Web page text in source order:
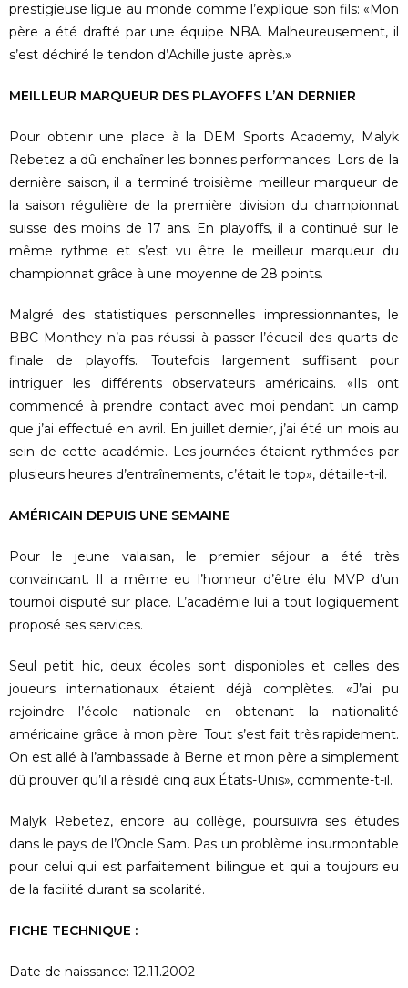
prestigieuse ligue au monde comme l’explique son fils: «Mon
père a été drafté par une équipe NBA. Malheureusement, il
s’est déchiré le tendon d’Achille juste après.»
MEILLEUR MARQUEUR DES PLAYOFFS L’AN DERNIER
Pour obtenir une place à la DEM Sports Academy, Malyk
Rebetez a dû enchaîner les bonnes performances. Lors de la
dernière saison, il a terminé troisième meilleur marqueur de
la saison régulière de la première division du championnat
suisse des moins de 17 ans. En playoffs, il a continué sur le
même rythme et s’est vu être le meilleur marqueur du
championnat grâce à une moyenne de 28 points.
Malgré des statistiques personnelles impressionnantes, le
BBC Monthey n’a pas réussi à passer l’écueil des quarts de
finale de playoffs. Toutefois largement suffisant pour
intriguer les différents observateurs américains. «Ils ont
commencé à prendre contact avec moi pendant un camp
que j’ai effectué en avril. En juillet dernier, j’ai été un mois au
sein de cette académie. Les journées étaient rythmées par
plusieurs heures d’entraînements, c’était le top», détaille-t-il.
AMÉRICAIN DEPUIS UNE SEMAINE
Pour le jeune valaisan, le premier séjour a été très
convaincant. Il a même eu l’honneur d’être élu MVP d’un
tournoi disputé sur place. L’académie lui a tout logiquement
proposé ses services.
Seul petit hic, deux écoles sont disponibles et celles des
joueurs internationaux étaient déjà complètes. «J’ai pu
rejoindre l’école nationale en obtenant la nationalité
américaine grâce à mon père. Tout s’est fait très rapidement.
On est allé à l’ambassade à Berne et mon père a simplement
dû prouver qu’il a résidé cinq aux États-Unis», commente-t-il.
Malyk Rebetez, encore au collège, poursuivra ses études
dans le pays de l’Oncle Sam. Pas un problème insurmontable
pour celui qui est parfaitement bilingue et qui a toujours eu
de la facilité durant sa scolarité.
FICHE TECHNIQUE :
Date de naissance: 12.11.2002